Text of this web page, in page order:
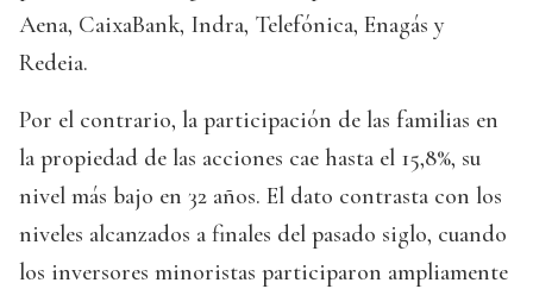
Aena, CaixaBank, Indra, Telefónica, Enagás y
Redeia.
Por el contrario, la participación de las familias en
la propiedad de las acciones cae hasta el 15,8%, su
nivel más bajo en 32 años. El dato contrasta con los
niveles alcanzados a finales del pasado siglo, cuando
los inversores minoristas participaron ampliamente